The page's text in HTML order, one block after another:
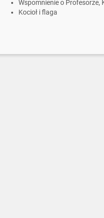
Wspomnienie o Profesorze,
Kocioł i flaga